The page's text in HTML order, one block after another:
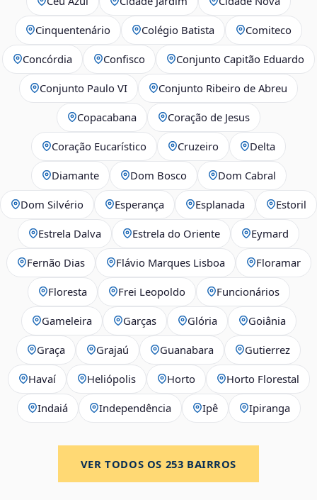
Cinquentenário Colégio Batista Comiteco
Concórdia Confisco Conjunto Capitão Eduardo
Conjunto Paulo VI Conjunto Ribeiro de Abreu
Copacabana Coração de Jesus
Coração Eucarístico Cruzeiro Delta
Diamante Dom Bosco Dom Cabral
Dom Silvério Esperança Esplanada Estoril
Estrela Dalva Estrela do Oriente Eymard
Fernão Dias Flávio Marques Lisboa Floramar
Floresta Frei Leopoldo Funcionários
Gameleira Garças Glória Goiânia
Graça Grajaú Guanabara Gutierrez
Havaí Heliópolis Horto Horto Florestal
Indaiá Independência Ipê Ipiranga
VER TODOS OS 253 BAIRROS